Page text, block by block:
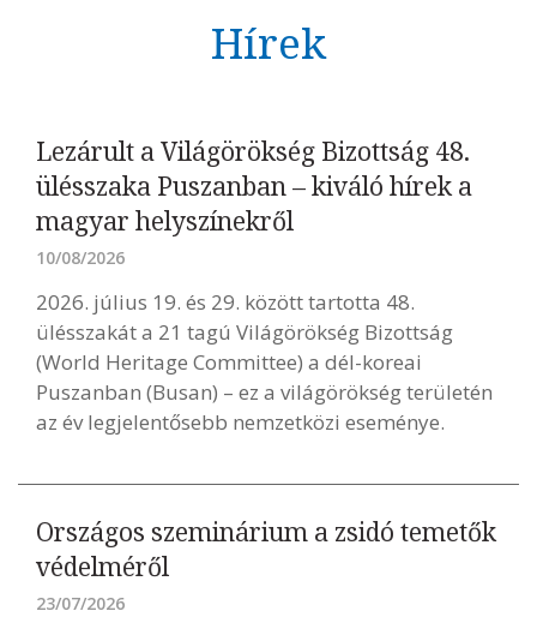
Hírek
Lezárult a Világörökség Bizottság 48.
ülésszaka Puszanban – kiváló hírek a
magyar helyszínekről
10/08/2026
2026. július 19. és 29. között tartotta 48.
ülésszakát a 21 tagú Világörökség Bizottság
(World Heritage Committee) a dél-koreai
Puszanban (Busan) – ez a világörökség területén
az év legjelentősebb nemzetközi eseménye.
Országos szeminárium a zsidó temetők
védelméről
23/07/2026